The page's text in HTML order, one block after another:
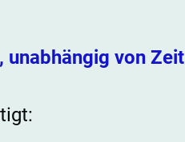
unabhängig von Zeit